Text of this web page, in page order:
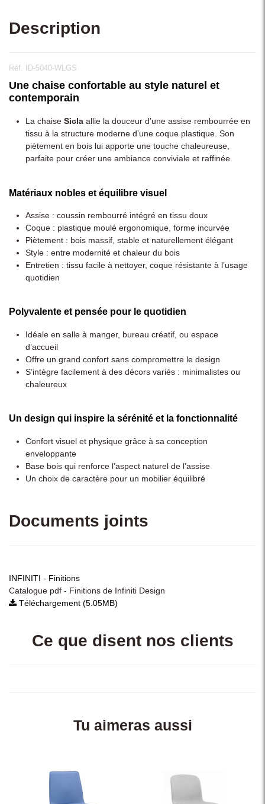
Description
Réf. ID-5040-WLGS
Une chaise confortable au style naturel et
contemporain
La chaise Sicla allie la douceur d’une assise rembourrée en
tissu à la structure moderne d’une coque plastique. Son
piètement en bois lui apporte une touche chaleureuse,
parfaite pour créer une ambiance conviviale et raffinée.
Matériaux nobles et équilibre visuel
Assise : coussin rembourré intégré en tissu doux
Coque : plastique moulé ergonomique, forme incurvée
Piètement : bois massif, stable et naturellement élégant
Style : entre modernité et chaleur du bois
Entretien : tissu facile à nettoyer, coque résistante à l’usage
quotidien
Polyvalente et pensée pour le quotidien
Idéale en salle à manger, bureau créatif, ou espace
d’accueil
Offre un grand confort sans compromettre le design
S’intègre facilement à des décors variés : minimalistes ou
chaleureux
Un design qui inspire la sérénité et la fonctionnalité
Confort visuel et physique grâce à sa conception
enveloppante
Base bois qui renforce l’aspect naturel de l’assise
Un choix de caractère pour un mobilier équilibré
Documents joints
INFINITI - Finitions
Catalogue pdf - Finitions de Infiniti Design
Téléchargement (5.05MB)
Ce que disent nos clients
Tu aimeras aussi